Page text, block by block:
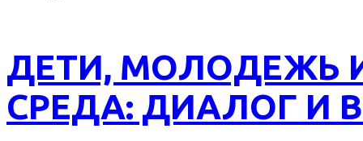
ДЕТИ, МОЛОДЕЖЬ
СРЕДА: ДИАЛОГ И